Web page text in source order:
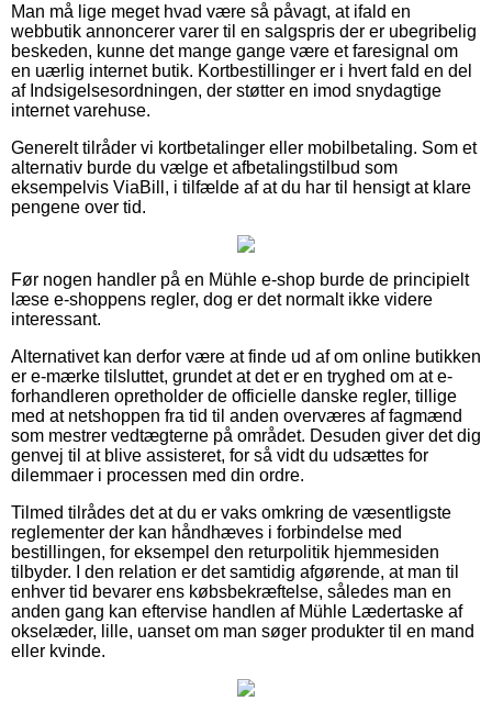
Man må lige meget hvad være så påvagt, at ifald en
webbutik annoncerer varer til en salgspris der er ubegribelig
beskeden, kunne det mange gange være et faresignal om
en uærlig internet butik. Kortbestillinger er i hvert fald en del
af Indsigelsesordningen, der støtter en imod snydagtige
internet varehuse.
Generelt tilråder vi kortbetalinger eller mobilbetaling. Som et
alternativ burde du vælge et afbetalingstilbud som
eksempelvis ViaBill, i tilfælde af at du har til hensigt at klare
pengene over tid.
Før nogen handler på en Mühle e-shop burde de principielt
læse e-shoppens regler, dog er det normalt ikke videre
interessant.
Alternativet kan derfor være at finde ud af om online butikken
er e-mærke tilsluttet, grundet at det er en tryghed om at e-
forhandleren opretholder de officielle danske regler, tillige
med at netshoppen fra tid til anden overværes af fagmænd
som mestrer vedtægterne på området. Desuden giver det dig
genvej til at blive assisteret, for så vidt du udsættes for
dilemmaer i processen med din ordre.
Tilmed tilrådes det at du er vaks omkring de væsentligste
reglementer der kan håndhæves i forbindelse med
bestillingen, for eksempel den returpolitik hjemmesiden
tilbyder. I den relation er det samtidig afgørende, at man til
enhver tid bevarer ens købsbekræftelse, således man en
anden gang kan eftervise handlen af Mühle Lædertaske af
okselæder, lille, uanset om man søger produkter til en mand
eller kvinde.